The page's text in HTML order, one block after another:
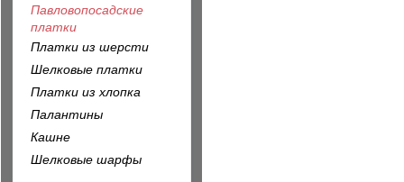
Павловопосадские
платки
Платки из шерсти
Шелковые платки
Платки из хлопка
Палантины
Кашне
Шелковые шарфы